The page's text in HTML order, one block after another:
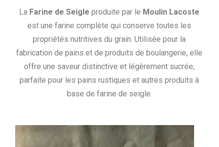
La Farine de Seigle produite par le Moulin Lacoste
est une farine complète qui conserve toutes les
propriétés nutritives du grain. Utilisée pour la
fabrication de pains et de produits de boulangerie, elle
offre une saveur distinctive et légèrement sucrée,
parfaite pour les pains rustiques et autres produits à
base de farine de seigle.